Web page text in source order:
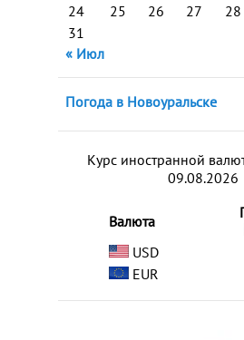
24
25 26 27 28
31
« Июл
Погода в Новоуральске
Курс иностранной
09.08.2026
Валюта
USD
EUR